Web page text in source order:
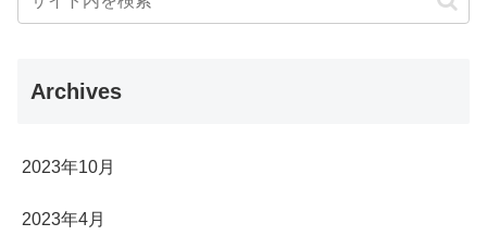
Archives
2023年10月
2023年4月